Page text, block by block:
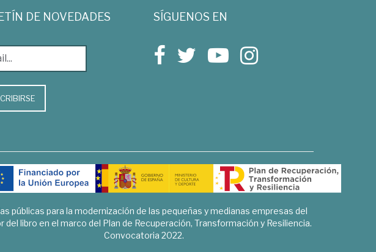
DE NOVEDADES SÍGUENOS EN
públicas para la modernización de las pequeñas y medianas empresas del
del libro en el marco del Plan de Recuperación, Transformación y Resiliencia.
Convocatoria 2022.